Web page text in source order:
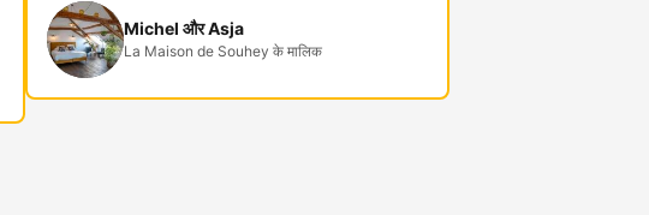
Michel और Asja
La Maison de Souhey के मालिक